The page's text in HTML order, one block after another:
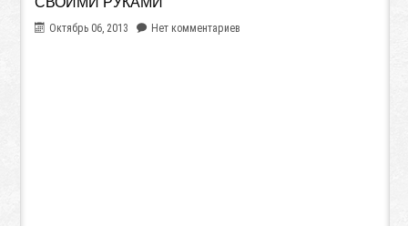
Октябрь 06, 2013 Нет комментариев